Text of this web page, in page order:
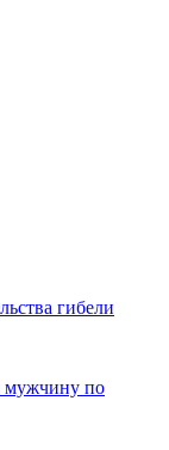
гибели
мужчину по